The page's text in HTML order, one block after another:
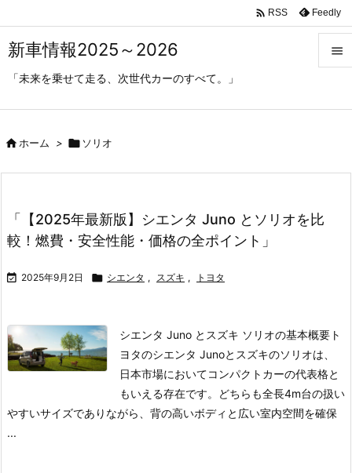
新車情報2025～2026
「未来を乗せて走る、次世代カーのすべて。」

 RSS Feedly
ホーム >  ソリオ
「【2025年最新版】シエンタ Juno とソリオを比
較！燃費・安全性能・価格の全ポイント」
 2025年9月2日  シエンタ , スズキ , トヨタ
シエンタ Juno とスズキ ソリオの基本概要 ト
ヨタのシエンタ Junoとスズキのソリオは、
日本市場においてコンパクトカーの代表格と
もいえる存在です。どちらも全長4m台の扱い
やすいサイズでありながら、背の高いボディと広い室内空間を確保
...